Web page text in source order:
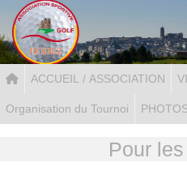
ACCUEIL / ASSOCIATION
Organisation du Tournoi
Pour
Panneau de gestion des cookies